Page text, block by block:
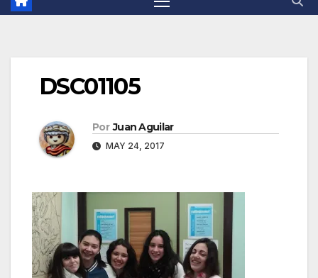
DSC01105
Por Juan Aguilar
MAY 24, 2017